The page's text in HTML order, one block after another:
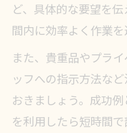
ど、具体的な要望を
間内に効率よく作業を
また、貴重品やプラ
ッフへの指示方法な
おきましょう。成功
を利用したら短時間